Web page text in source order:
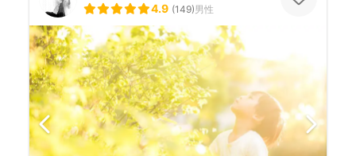
4.9 (149)男性